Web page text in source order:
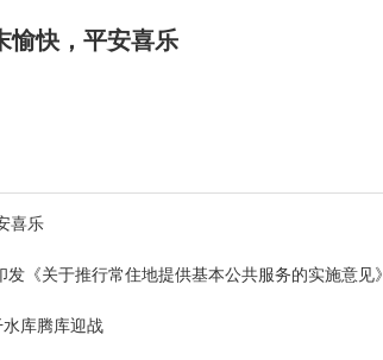
愉快，平安喜乐
喜乐
《关于推行常住地提供基本公共服务的实施意见》
库腾库迎战